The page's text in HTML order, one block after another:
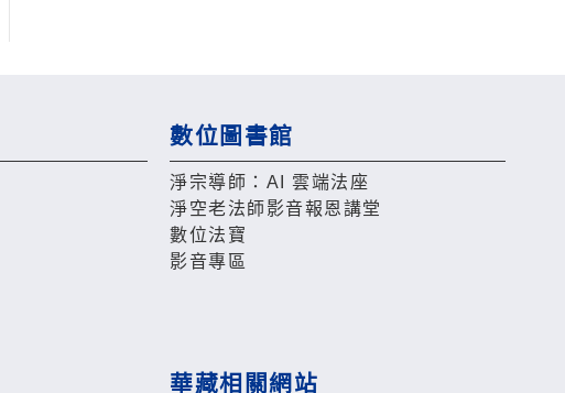
數位圖書館
淨宗導師：AI 雲端法座
淨空老法師影音報恩講堂
數位法寶
影音專區
華藏相關網站